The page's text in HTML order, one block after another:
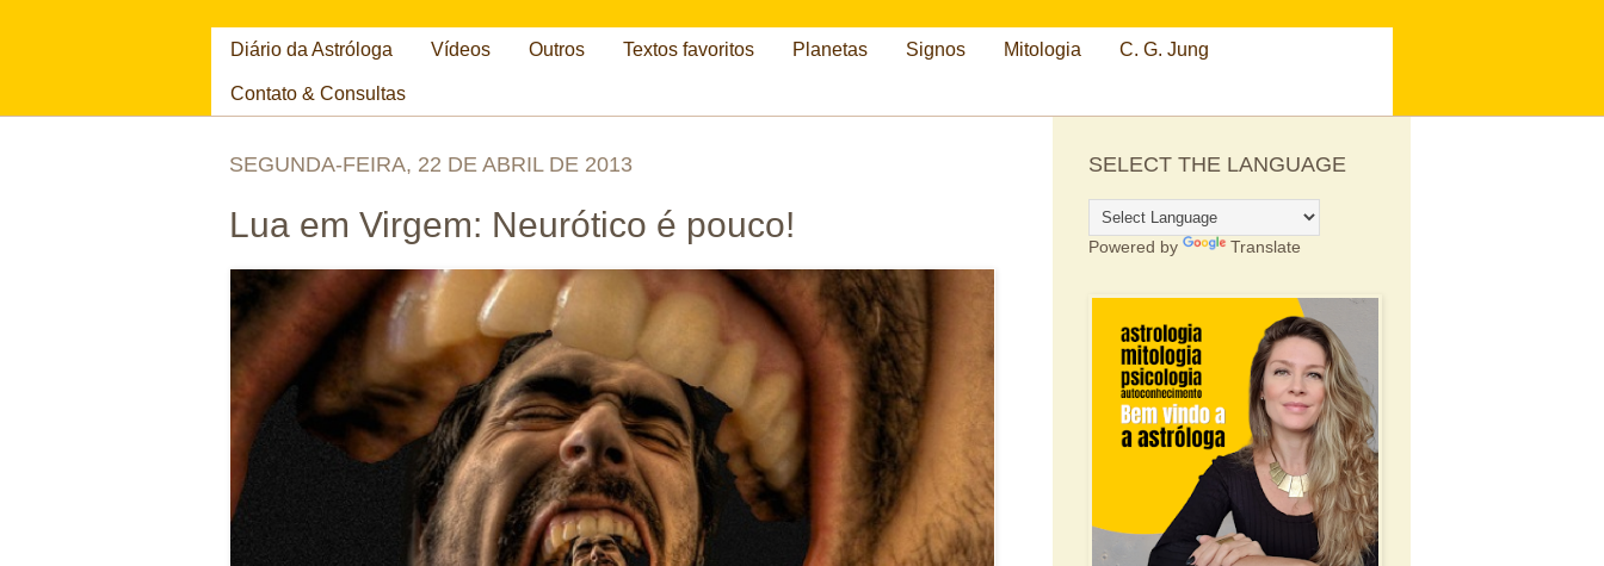
Diário da Astróloga Vídeos Outros Textos favoritos Planetas Signos Mitologia C. G. Jung
Contato & Consultas
SEGUNDA-FEIRA, 22 DE ABRIL DE 2013
Lua em Virgem: Neurótico é pouco!
SELECT THE LANGUAGE
Powered by Translate